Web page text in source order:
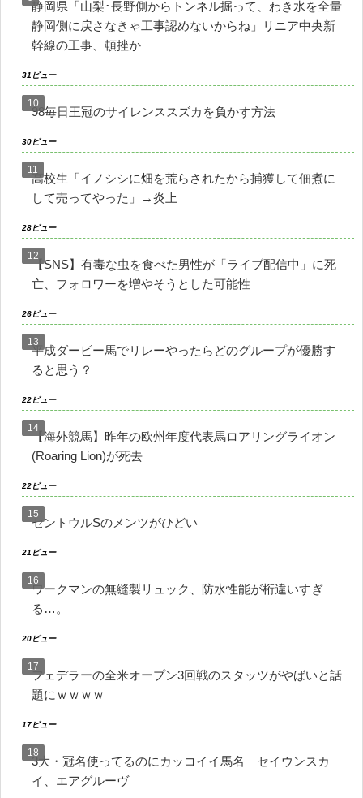
静岡県「山梨･長野側からトンネル掘って、わき水を全量
静岡側に戻さなきゃ工事認めないからね」リニア中央新
幹線の工事、頓挫か
31ビュー
98毎日王冠のサイレンススズカを負かす方法
30ビュー
高校生「イノシシに畑を荒らされたから捕獲して佃煮に
して売ってやった」→炎上
28ビュー
【SNS】有毒な虫を食べた男性が「ライブ配信中」に死
亡、フォロワーを増やそうとした可能性
26ビュー
平成ダービー馬でリレーやったらどのグループが優勝す
ると思う？
22ビュー
【海外競馬】昨年の欧州年度代表馬ロアリングライオン
(Roaring Lion)が死去
22ビュー
セントウルSのメンツがひどい
21ビュー
ワークマンの無縫製リュック、防水性能が桁違いすぎ
る…。
20ビュー
フェデラーの全米オープン3回戦のスタッツがやばいと話
題にｗｗｗｗ
17ビュー
3大・冠名使ってるのにカッコイイ馬名 セイウンスカ
イ、エアグルーヴ